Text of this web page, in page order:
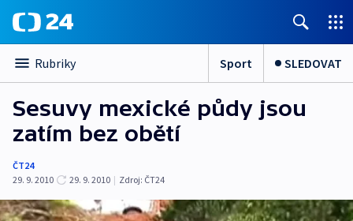
Rubriky Sport SLEDOVAT
Sesuvy mexické půdy jsou
zatím bez obětí
ČT24
29. 9. 2010
29. 9. 2010 | Zdroj: ČT24